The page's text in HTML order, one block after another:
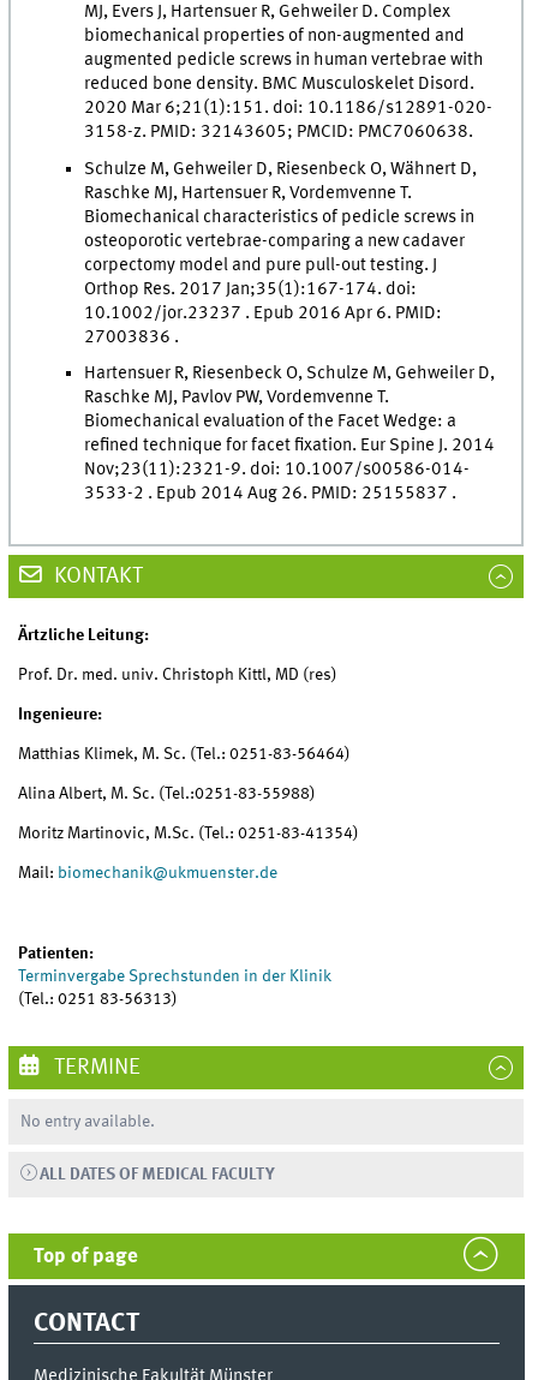
MJ, Evers J, Hartensuer R, Gehweiler D. Complex
biomechanical properties of non-augmented and
augmented pedicle screws in human vertebrae with
reduced bone density. BMC Musculoskelet Disord.
2020 Mar 6;21(1):151. doi: 10.1186/s12891-020-
3158-z. PMID: 32143605; PMCID: PMC7060638.
Schulze M, Gehweiler D, Riesenbeck O, Wähnert D,
Raschke MJ, Hartensuer R, Vordemvenne T.
Biomechanical characteristics of pedicle screws in
osteoporotic vertebrae-comparing a new cadaver
corpectomy model and pure pull-out testing. J
Orthop Res. 2017 Jan;35(1):167-174. doi:
10.1002/jor.23237 . Epub 2016 Apr 6. PMID:
27003836 .
Hartensuer R, Riesenbeck O, Schulze M, Gehweiler D,
Raschke MJ, Pavlov PW, Vordemvenne T.
Biomechanical evaluation of the Facet Wedge: a
refined technique for facet fixation. Eur Spine J. 2014
Nov;23(11):2321-9. doi: 10.1007/s00586-014-
3533-2 . Epub 2014 Aug 26. PMID: 25155837 .
KONTAKT
Ärtzliche Leitung:
Prof. Dr. med. univ. Christoph Kittl, MD (res)
Ingenieure:
Matthias Klimek, M. Sc. (Tel.: 0251-83-56464)
Alina Albert, M. Sc. (Tel.:0251-83-55988)
Moritz Martinovic, M.Sc. (Tel.: 0251-83-41354)
Mail: biomechanik@ukmuenster.de
Patienten:
Terminvergabe Sprechstunden in der Klinik
(Tel.: 0251 83-56313)
TERMINE
No entry available.
ALL DATES OF MEDICAL FACULTY
Top of page
CONTACT